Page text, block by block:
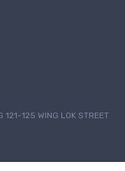
121-125 WING LOK STREET